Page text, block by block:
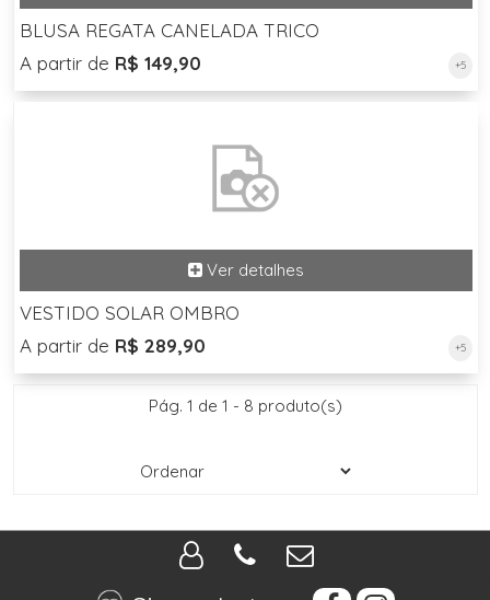
BLUSA REGATA CANELADA TRICO
A partir de R$ 149,90 +5
VESTIDO SOLAR OMBRO
A partir de R$ 289,90 +5
Pág. 1 de 1 - 8 produto(s)